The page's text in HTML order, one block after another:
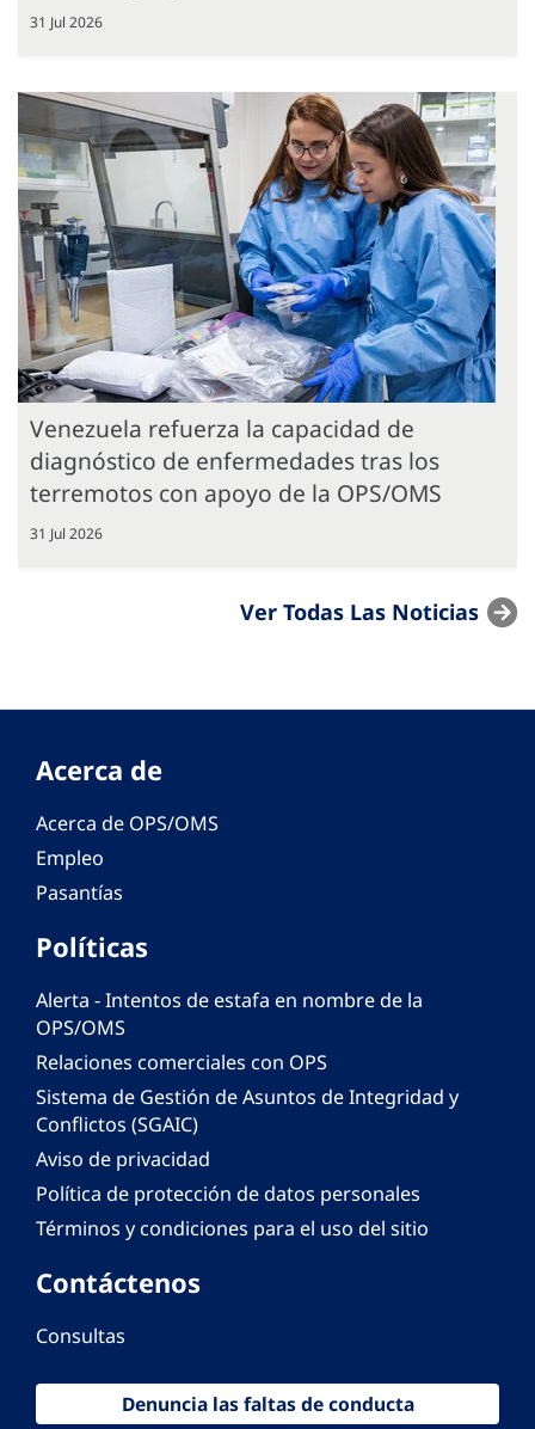
31 Jul 2026
Venezuela refuerza la capacidad de
diagnóstico de enfermedades tras los
terremotos con apoyo de la OPS/OMS
31 Jul 2026
Ver Todas Las Noticias
Acerca de
Acerca de OPS/OMS
Empleo
Pasantías
Políticas
Alerta - Intentos de estafa en nombre de la
OPS/OMS
Relaciones comerciales con OPS
Sistema de Gestión de Asuntos de Integridad y
Conflictos (SGAIC)
Aviso de privacidad
Política de protección de datos personales
Términos y condiciones para el uso del sitio
Contáctenos
Consultas
Denuncia las faltas de conducta